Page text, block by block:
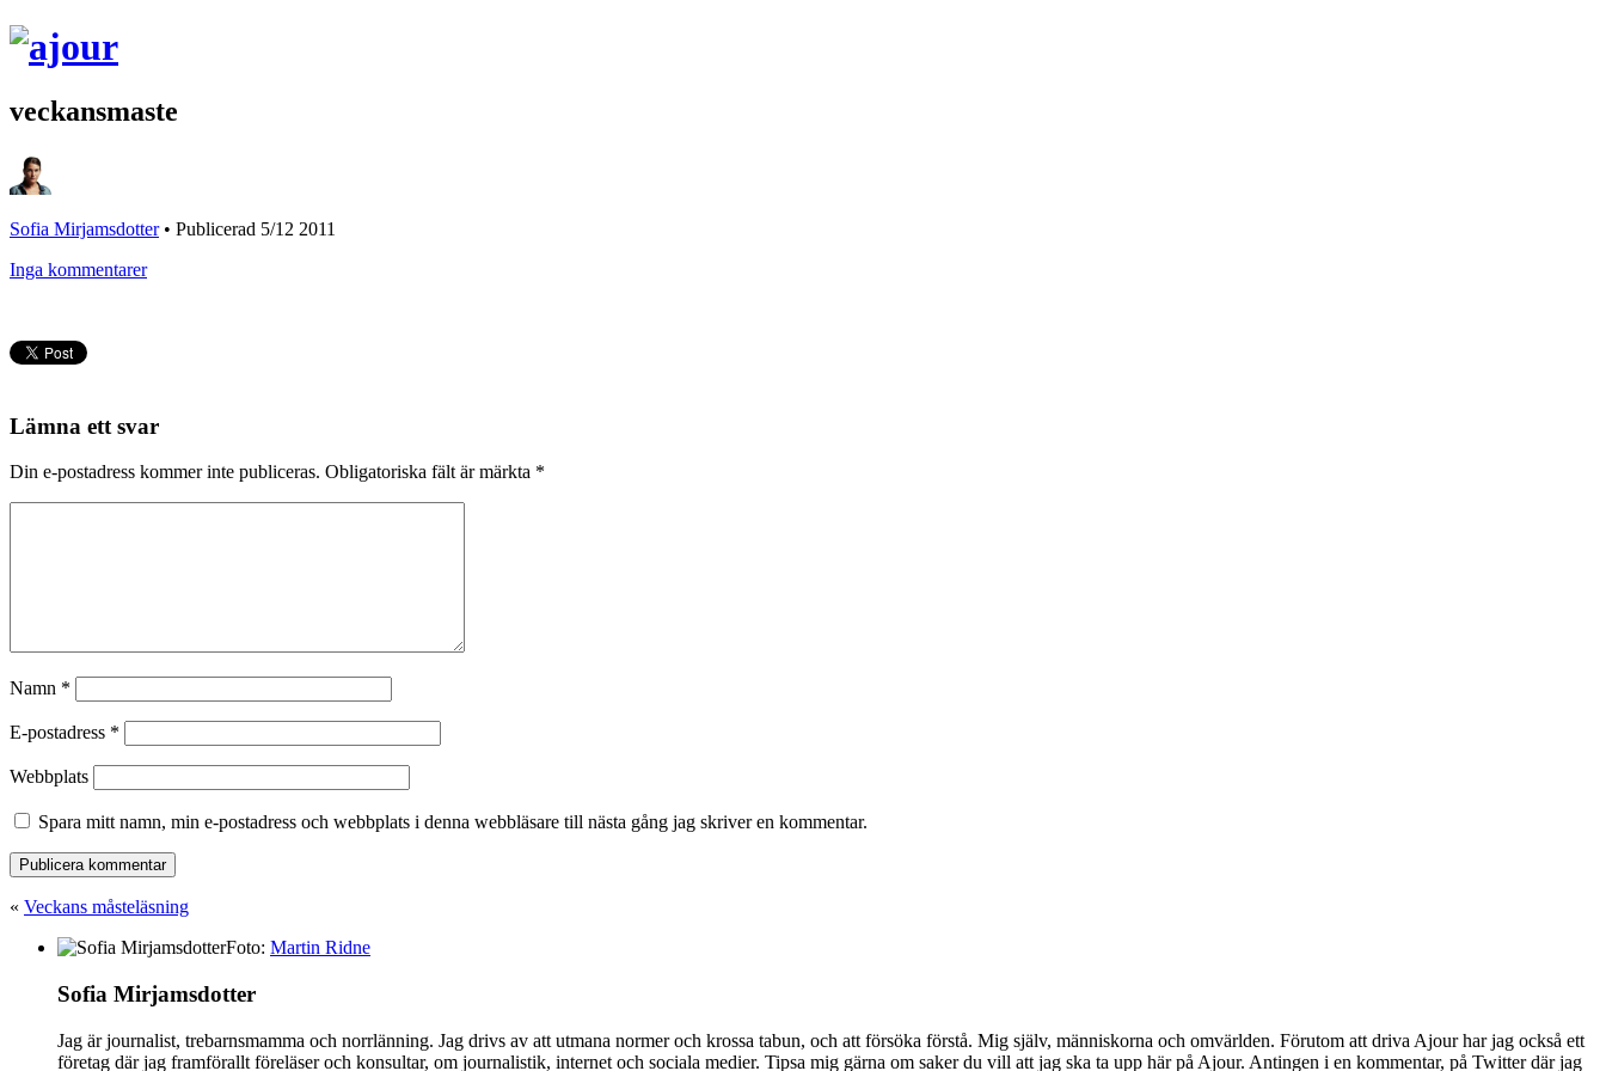
veckansmaste
Sofia Mirjamsdotter• Publicerad 5/12 2011
Inga kommentarer
Lämna ett svar
Din e-postadress kommer inte publiceras. Obligatoriska fält är märkta *
Namn *
E-postadress *
Webbplats
Spara mitt namn, min e-postadress och webbplats i denna webbläsare till nästa gång jag skriver en kommentar.
« Veckans måsteläsning
Foto: Martin Ridne
Sofia Mirjamsdotter
Jag är journalist, trebarnsmamma och norrlänning. Jag drivs av att utmana normer och krossa tabun, och att försöka förstå. Mig själv, människorna och omvärlden. Förutom att driva Ajour har jag också ett
företag där jag framförallt föreläser och konsultar, om journalistik, internet och sociala medier. Tipsa mig gärna om saker du vill att jag ska ta upp här på Ajour. Antingen i en kommentar, på Twitter där jag